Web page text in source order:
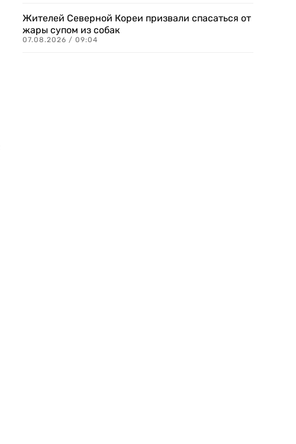
Жителей Северной Кореи призвали спасаться от
жары супом из собак
07.08.2026 / 09:04